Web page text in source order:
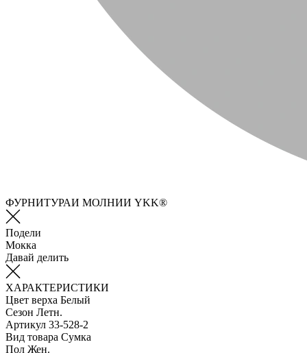
ФУРНИТУРАИ МОЛНИИ YKK®
Подели
Мокка
Давай делить
ХАРАКТЕРИСТИКИ
Цвет верха Белый
Сезон Летн.
Артикул 33-528-2
Вид товара Сумка
Пол Жен.